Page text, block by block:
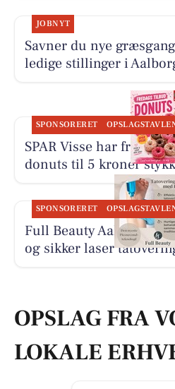
JOBNYT
Savner du nye
ledige stillinger i
SPONSORERET
SPAR Visse har
donuts til 5 kroner
SPONSORERET
Full Beauty Aalborg
og sikker laser
OPSLAG FRA
LOKALE